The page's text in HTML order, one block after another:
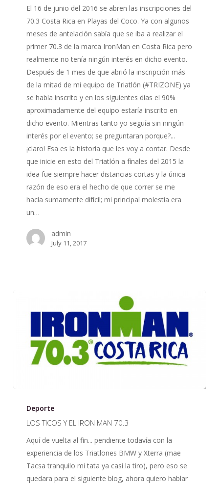
El 16 de junio del 2016 se abren las inscripciones del
70.3 Costa Rica en Playas del Coco. Ya con algunos
meses de antelación sabía que se iba a realizar el
primer 70.3 de la marca IronMan en Costa Rica pero
realmente no tenía ningún interés en dicho evento.
Después de 1 mes de que abrió la inscripción más
de la mitad de mi equipo de Triatlón (#TRIZONE) ya
se había inscrito y en los siguientes días el 90%
aproximadamente del equipo estaría inscrito en
dicho evento. Mientras tanto yo seguía sin ningún
interés por el evento; se preguntaran porque?...
¡claro! Esa es la historia que les voy a contar. Desde
que inicie en esto del Triatlón a fínales del 2015 la
idea fue siempre hacer distancias cortas y la única
razón de eso era el hecho de que correr se me
hacía sumamente difícil; mi principal molestia era
un…
admin
July 11, 2017
TICOS
IRON
MAN
Deporte
LOS TICOS Y EL IRON MAN 70.3
Aquí de vuelta al fin... pendiente todavía con la
experiencia de los Triatlones BMW y Xterra (mae
Tacsa tranquilo mi tata ya casi la tiro), pero eso se
quedara para el siguiente blog, ahora quiero hablar